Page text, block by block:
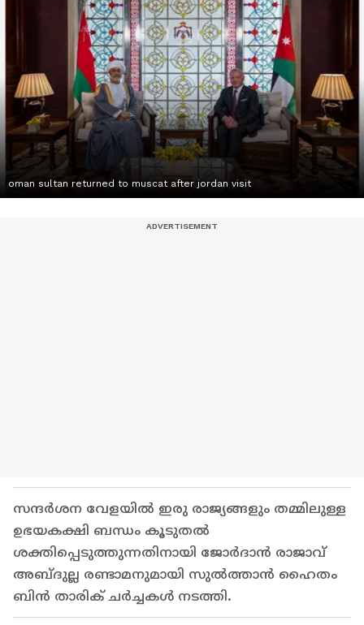
oman sultan returned to muscat after jordan visit
സന്ദർശന വേളയിൽ ഇരു രാജ്യങ്ങളും തമ്മിലുള്ള
ഉഭയകക്ഷി ബന്ധം കൂടുതൽ
ശക്തിപ്പെടുത്തുന്നതിനായി ജോർദാൻ രാജാവ്
അബ്ദുല്ല രണ്ടാമനുമായി സുൽത്താൻ ഹൈതം
ബിൻ താരിക് ചർച്ചകൾ നടത്തി.